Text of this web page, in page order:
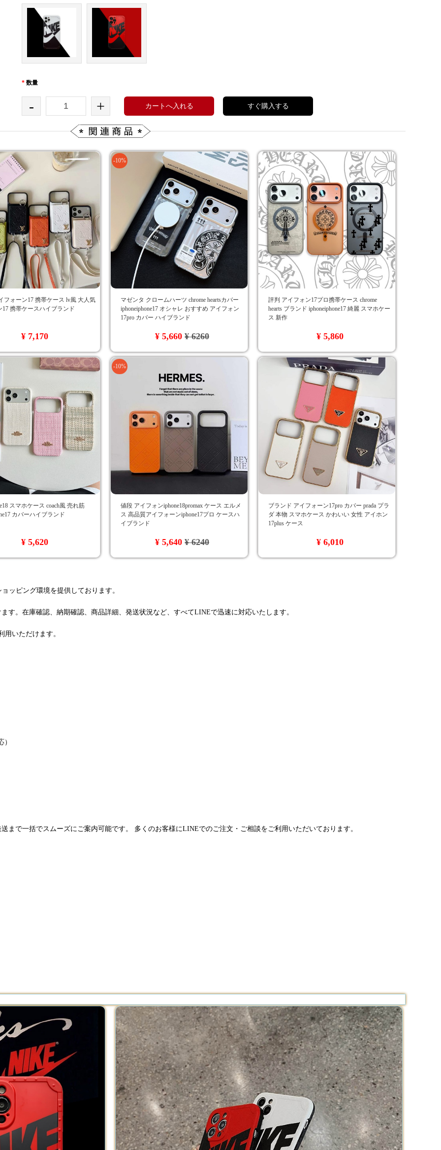
* 数量
- + カートへ入れる すぐ購入する
フォーン17 携帯ケース lv風 大人気
17 携帯ケースハイブランド
¥ 7,170
-10%
マゼンタ クロームハーツ chrome heartsカバー
iphoneiphone17 オシャレ おすすめ アイフォン
17pro カバー ハイブランド
¥ 5,660¥ 6260
評判 アイフォン17プロ携帯ケース chrome
hearts ブランド iphoneiphone17 綺麗 スマホケー
ス 新作
¥ 5,860
スマホケース coach風 売れ筋
カバーハイブランド
¥ 5,620
-10%
値段 アイフォンiphone18promax ケース エルメ
ス 高品質アイフォーンiphone17プロ ケースハ
イブランド
¥ 5,640¥ 6240
ブランド アイフォーン17pro カバー prada プラ
ダ 本物 スマホケース かわいい 女性 アイホン
17plus ケース
¥ 6,010
ッピング環境を提供しております。
す。在庫確認、納期確認、商品詳細、発送状況など、すべてLINEで迅速に対応いたします。
いただけます。
まで一括でスムーズにご案内可能です。 多くのお客様にLINEでのご注文・ご相談をご利用いただいております。